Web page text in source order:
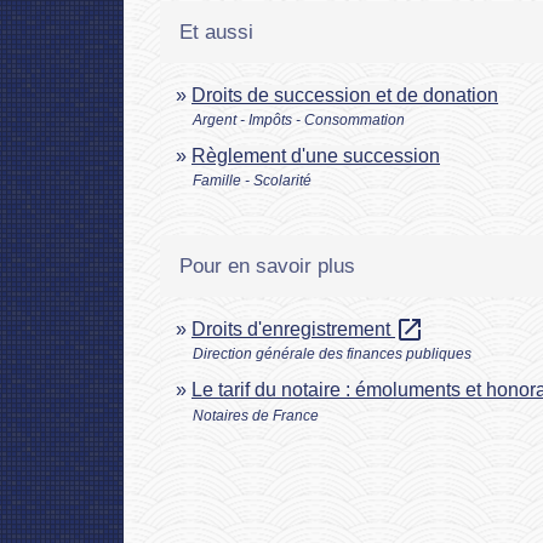
Et aussi
Droits de succession et de donation
Argent - Impôts - Consommation
Règlement d'une succession
Famille - Scolarité
Pour en savoir plus
Droits d'enregistrement open_in_new
Direction générale des finances publiques
Le tarif du notaire : émoluments et
Notaires de France